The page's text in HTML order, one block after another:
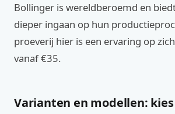
Bollinger is wereldberoemd en
dieper ingaan op hun
proeverij hier is een ervaring op
vanaf €35.
Varianten en modellen: